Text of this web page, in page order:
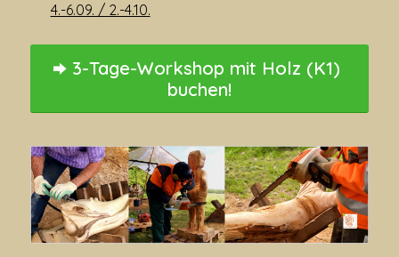
4.-6.09. / 2.-4.10.
3-Tage-Workshop mit Holz (K1)
buchen!